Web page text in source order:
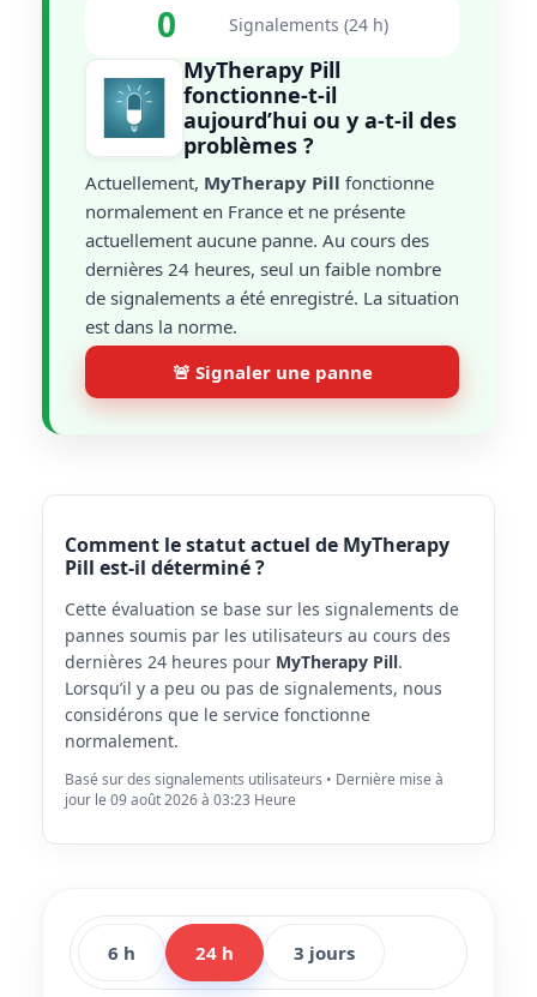
0 Signalements (24 h)
MyTherapy Pill
fonctionne-t-il
aujourd’hui ou y a-t-il des
problèmes ?
Actuellement, MyTherapy Pill fonctionne
normalement en France et ne présente
actuellement aucune panne. Au cours des
dernières 24 heures, seul un faible nombre
de signalements a été enregistré. La situation
est dans la norme.
🚨 Signaler une panne
Comment le statut actuel de MyTherapy
Pill est-il déterminé ?
Cette évaluation se base sur les signalements de
pannes soumis par les utilisateurs au cours des
dernières 24 heures pour MyTherapy Pill.
Lorsqu’il y a peu ou pas de signalements, nous
considérons que le service fonctionne
normalement.
Basé sur des signalements utilisateurs • Dernière mise à
jour le 09 août 2026 à 03:23 Heure
6 h 24 h 3 jours